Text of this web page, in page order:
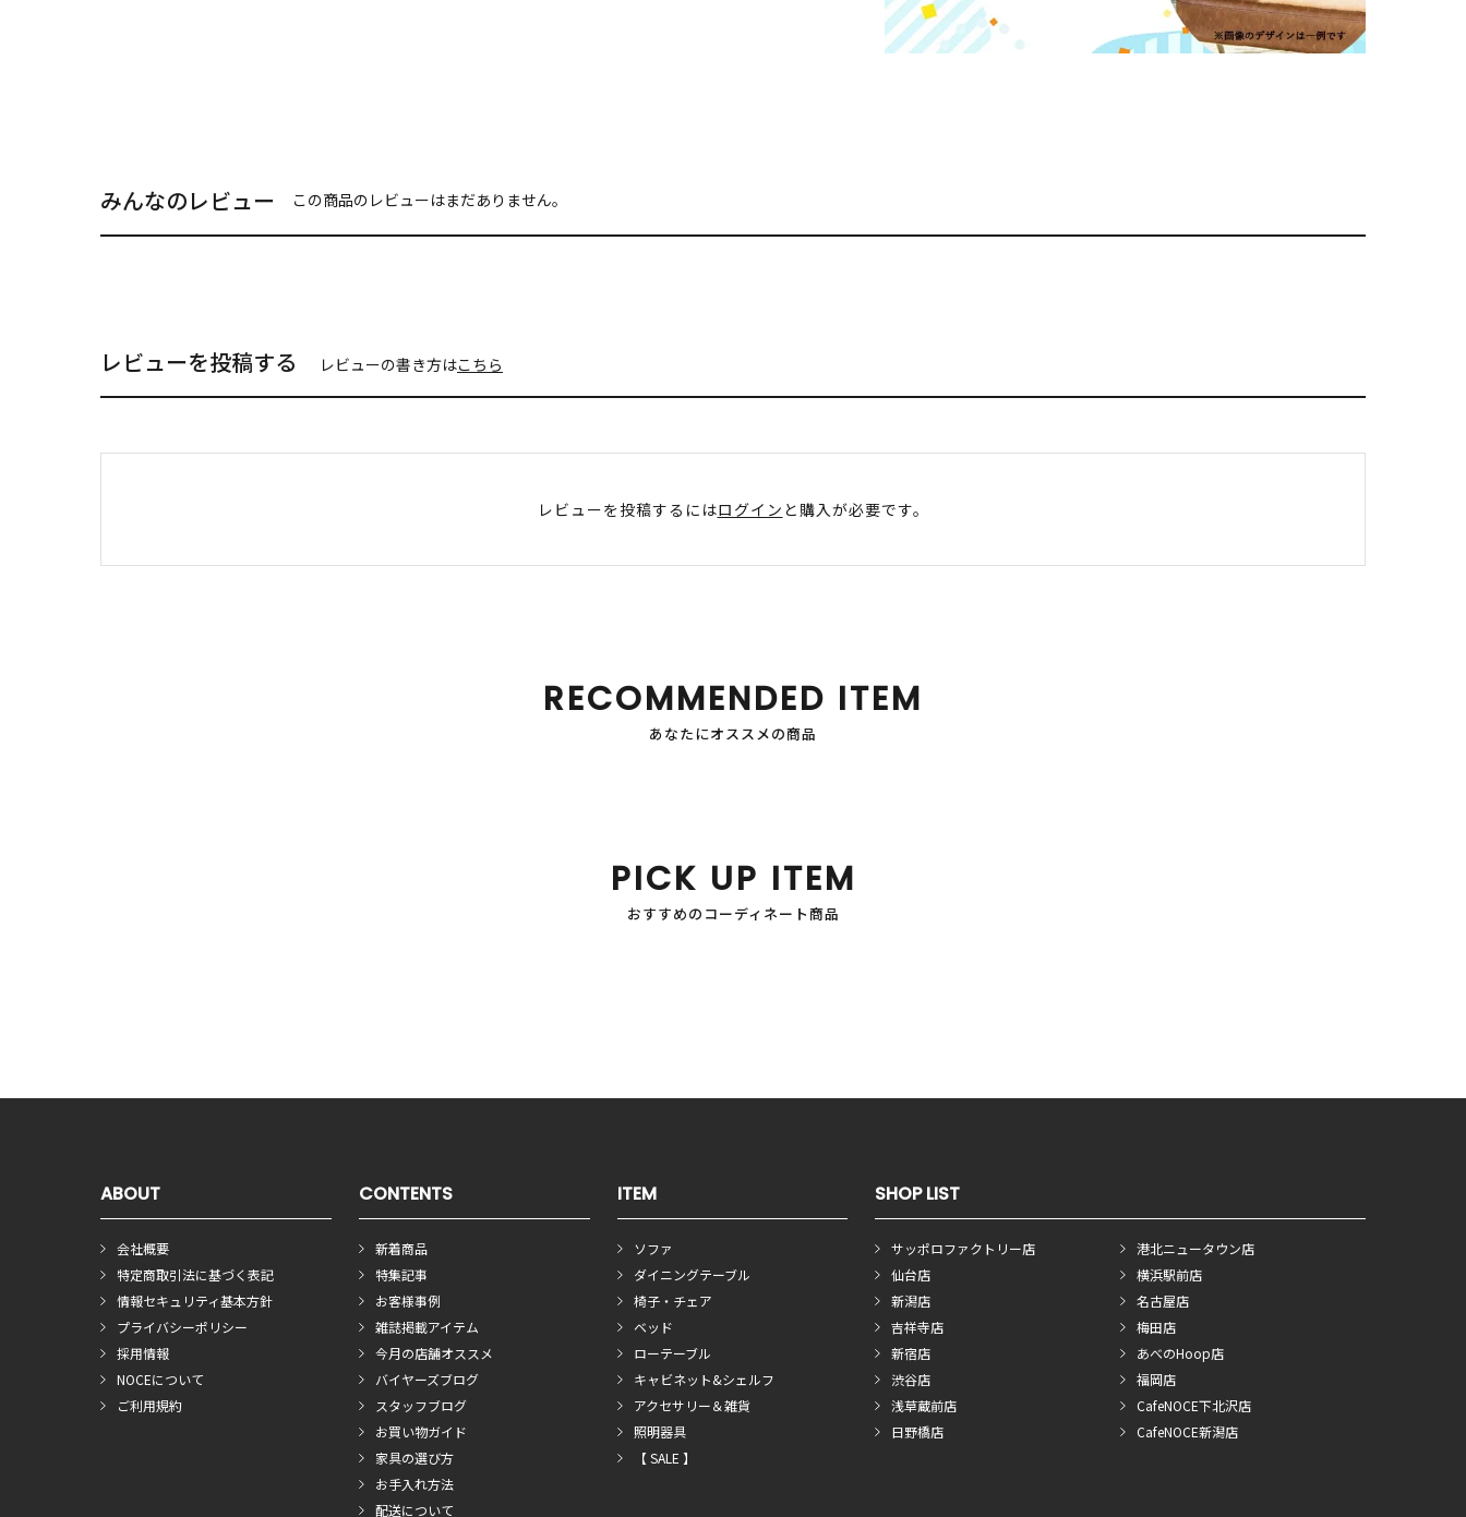
みんなのレビュー この商品のレビューはまだありません。
レビューを投稿する レビューの書き方はこちら
レビューを投稿するにはログイン と購入が必要です。
RECOMMENDED ITEM
あなたにオススメの商品
PICK UP ITEM
おすすめのコーディネート商品
ABOUT
会社概要
特定商取引法に基づく表記
情報セキュリティ基本方針
プライバシーポリシー
採用情報
NOCEについて
ご利用規約
CONTENTS
新着商品
特集記事
お客様事例
雑誌掲載アイテム
今月の店舗オススメ
バイヤーズブログ
スタッフブログ
お買い物ガイド
家具の選び方
お手入れ方法
配送について
ITEM
ソファ
ダイニングテーブル
椅子・チェア
ベッド
ローテーブル
キャビネット&シェルフ
アクセサリー＆雑貨
照明器具
【 SALE 】
SHOP LIST
サッポロファクトリー店
仙台店
新潟店
吉祥寺店
新宿店
渋谷店
浅草蔵前店
日野橋店
港北ニュータウン店
横浜駅前店
名古屋店
梅田店
あべのHoop店
福岡店
CafeNOCE下北沢店
CafeNOCE新潟店